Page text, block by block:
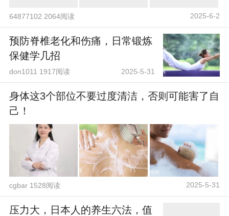
64877102 2064阅读 2025-6-2
预防脊椎老化和伤痛，日常锻炼
保健学几招
don1011 1917阅读 2025-5-31
身体这3个部位不要过度清洁，否则可能害了自
己！
cgbar 1528阅读 2025-5-31
压力大，日本人的养生六法，值